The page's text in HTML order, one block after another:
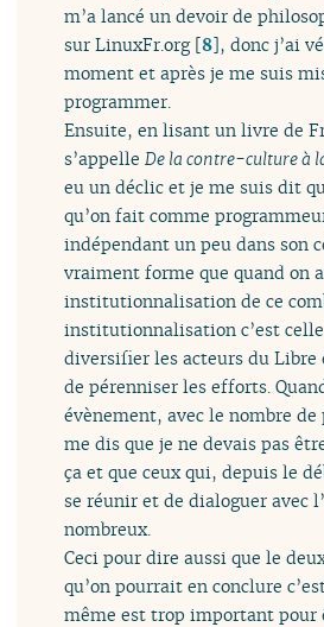
m’a lancé un devoir de
sur LinuxFr.org[8], donc j’ai
moment et après je me suis
programmer.
Ensuite, en lisant un livre de
s’appelleDe la contre-culture à
eu un déclic et je me suis dit
qu’on fait comme
indépendant un peu dans son
vraiment forme que quand on
institutionnalisation de ce
institutionnalisation c’est
diversifier les acteurs du Libre
de pérenniser les efforts.
évènement, avec le nombre de
me dis que je ne devais pas
ça et que ceux qui, depuis le
se réunir et de dialoguer avec
nombreux.
Ceci pour dire aussi que le
qu’on pourrait en conclure
même est trop important pour